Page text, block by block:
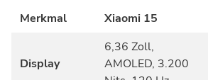
Merkmal Xiaomi 15
Display
6,36 Zoll,
AMOLED, 3.200